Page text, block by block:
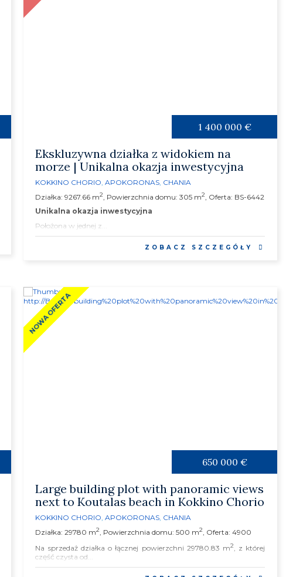
1 400 000 €
Ekskluzywna działka z widokiem na
morze | Unikalna okazja inwestycyjna
KOKKINO CHORIO,APOKORONAS, CHANIA
Działka: 9267.66 m2, Powierzchnia domu: 305 m2, Oferta: BS-6442
Unikalna okazja inwestycyjna
Położona w jednej z...
ZOBACZ SZCZEGÓŁY
NOWA OFERTA
650 000 €
Large building plot with panoramic views
next to Koutalas beach in Kokkino Chorio
KOKKINO CHORIO,APOKORONAS, CHANIA
Działka: 29780 m2, Powierzchnia domu: 500 m2, Oferta: 4900
Na sprzedaż działka o łącznej powierzchni 29780.83 m2, z której
część czysta od...